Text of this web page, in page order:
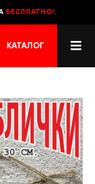
БЕСПЛАТНО!
КАТАЛОГ